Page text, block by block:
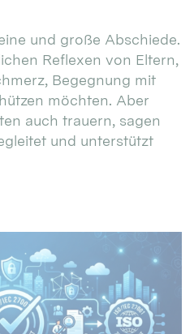
und große Abschiede.
Reflexen von Eltern,
Begegnung mit
möchten. Aber
auch trauern, sagen
und unterstützt